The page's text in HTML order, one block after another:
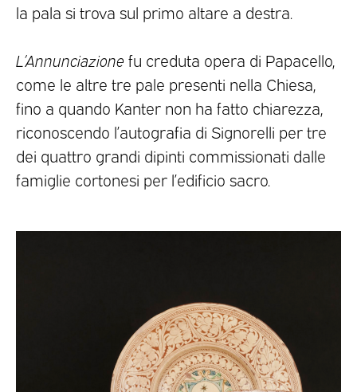
la pala si trova sul primo altare a destra.
L’Annunciazione fu creduta opera di Papacello,
come le altre tre pale presenti nella Chiesa,
fino a quando Kanter non ha fatto chiarezza,
riconoscendo l’autografia di Signorelli per tre
dei quattro grandi dipinti commissionati dalle
famiglie cortonesi per l’edificio sacro.